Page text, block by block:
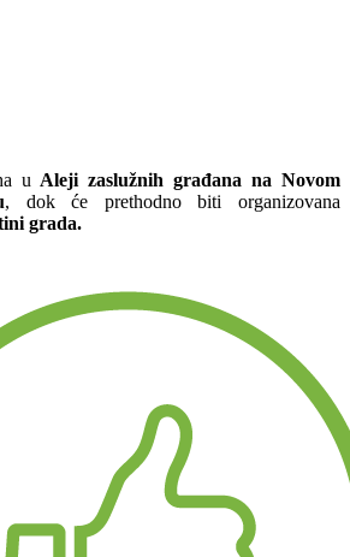
u Aleji zaslužnih građana na Novom
, dok će prethodno biti organizovana
grada.